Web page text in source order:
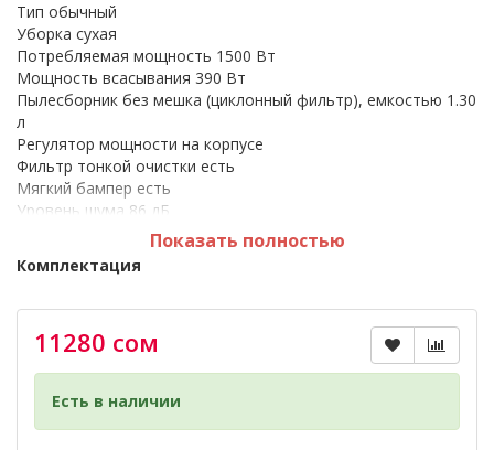
Тип обычный
Уборка сухая
Потребляемая мощность 1500 Вт
Мощность всасывания 390 Вт
Пылесборник без мешка (циклонный фильтр), емкостью 1.30
л
Регулятор мощности на корпусе
Фильтр тонкой очистки есть
Мягкий бампер есть
Уровень шума 86 дБ
Длина сетевого шнура 7 м
Комплектация
Основная щетка 2-Step (NB810)
Габариты и вес
Показать полностью
11280 сом
Есть в наличии